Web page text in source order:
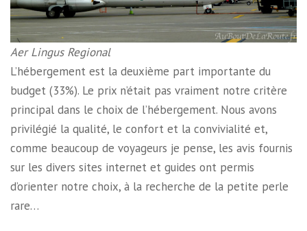
Aer Lingus Regional
L’hébergement est la deuxième part importante du
budget (33%). Le prix n’était pas vraiment notre critère
principal dans le choix de l’hébergement. Nous avons
privilégié la qualité, le confort et la convivialité et,
comme beaucoup de voyageurs je pense, les avis fournis
sur les divers sites internet et guides ont permis
d’orienter notre choix, à la recherche de la petite perle
rare…